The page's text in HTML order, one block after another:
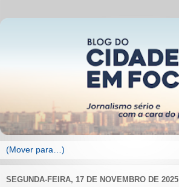
SEGUNDA-FEIRA, 17 DE NOVEMBRO DE 2025